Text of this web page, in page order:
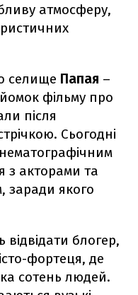
атмосферу,
селище Папая –
фільму про
після
Сьогодні
з акторами та
заради якого
блогер,
фортеця, де
сотень людей.